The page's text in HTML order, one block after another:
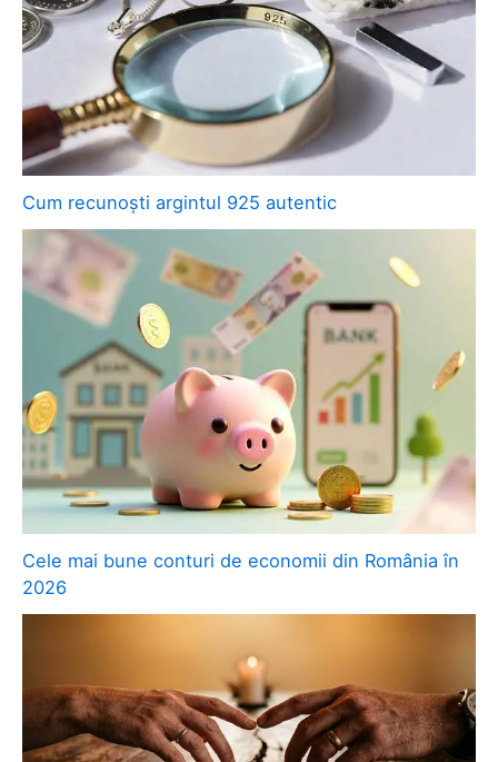
Cum recunoști argintul 925 autentic
Cele mai bune conturi de economii din România în
2026